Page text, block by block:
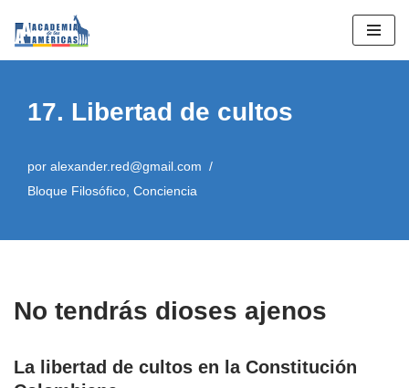
Saltar
contenido
17. Libertad de cultos
por alexander.red@gmail.com
Bloque Filosófico, Conciencia
No tendrás dioses ajenos
La libertad de cultos en la Constitución